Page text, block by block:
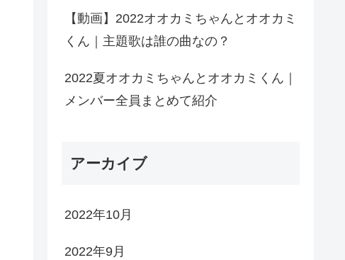
【動画】2022オオカミちゃんとオオカミ
くん｜主題歌は誰の曲なの？
2022夏オオカミちゃんとオオカミくん｜
メンバー全員まとめて紹介
アーカイブ
2022年10月
2022年9月